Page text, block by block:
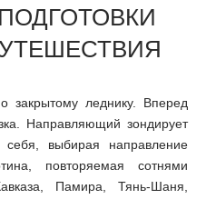
закрытому леднику. Вперед
Направляющий зондирует
выбирая направление
повторяемая сотнями
Памира, Тянь-Шаня,